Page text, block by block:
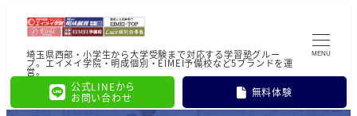
埼玉県西部・小学生から大学受験まで対応する学習塾グルー
プ。エイメイ学院・明成個別・EIMEI予備校など5ブランドを運
営。
公式LINEから
お問い合わせ
無料体験
MENU